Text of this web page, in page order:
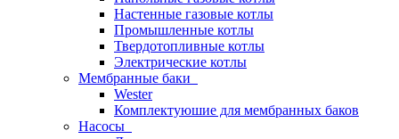
Настенные газовые котлы
Промышленные котлы
Твердотопливные котлы
Электрические котлы
Мембранные баки
Wester
Комплектуюшие для мембранных баков
Насосы